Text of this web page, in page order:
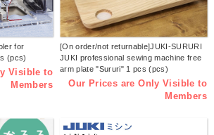
for
(pcs)
Visible to
Members
[On order/not returnable]JUKI-SURURI
JUKI professional sewing machine free
arm plate "Sururi" 1 pcs (pcs)
Our Prices are Only Visible to
Members